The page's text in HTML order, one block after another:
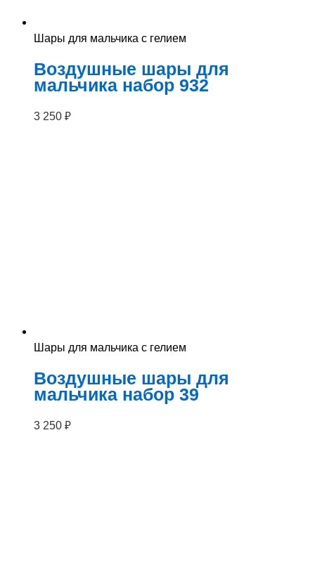
Шары для мальчика с гелием
Воздушные шары для
мальчика набор 932
3 250 ₽
Шары для мальчика с гелием
Воздушные шары для
мальчика набор 39
3 250 ₽